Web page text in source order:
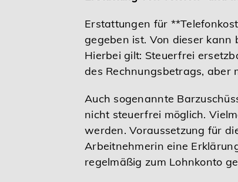
Erstattungen für
gegeben ist. Von dieser
Hierbei gilt: Steuerfrei
des Rechnungsbetrags, aber
Auch sogenannte
nicht steuerfrei möglich.
werden. Voraussetzung für
Arbeitnehmerin eine
regelmäßig zum Lohnkonto